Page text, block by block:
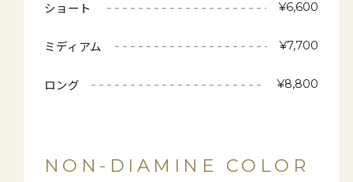
ショート ¥6,600
ミディアム ¥7,700
ロング ¥8,800
NON-DIAMINE COLOR